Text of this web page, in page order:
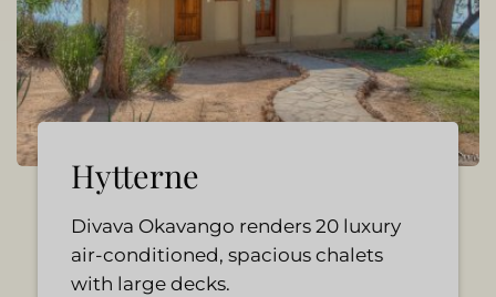
Hytterne
Divava Okavango renders 20 luxury
air-conditioned, spacious chalets
with large decks.